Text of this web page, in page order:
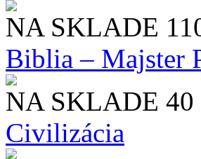
NA SKLADE
Biblia – Majster
NA SKLADE 40
Civilizácia